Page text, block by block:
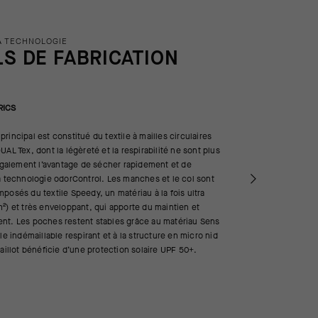
TECHNOLOGIE
DE FABRICATION
principal est constitué du textile à mailles circulaires
Tex, dont la légèreté et la respirabilité ne sont plus
l’avantage de sécher rapidement et de
odorControl. Les manches et le col sont
du textile Speedy, un matériau à la fois ultra
et très enveloppant, qui apporte du maintien et
Les poches restent stables grâce au matériau Sens
indémaillable respirant et à la structure en micro nid
bénéficie d’une protection solaire UPF 50+.